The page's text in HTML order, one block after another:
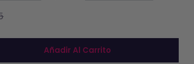
De Perfume Tory Burch Mystic
La Cantidad De Perfume Tory Burch
Añadir Al Carrito